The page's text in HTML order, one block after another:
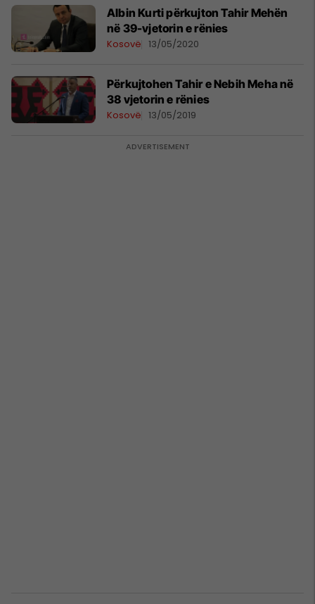
Albin Kurti përkujton Tahir Mehën
në 39-vjetorin e rënies
Kosovë 13/05/2020
Përkujtohen Tahir e Nebih Meha në
38 vjetorin e rënies
Kosovë 13/05/2019